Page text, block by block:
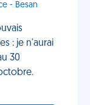
- Besan
: je n'aurai
30